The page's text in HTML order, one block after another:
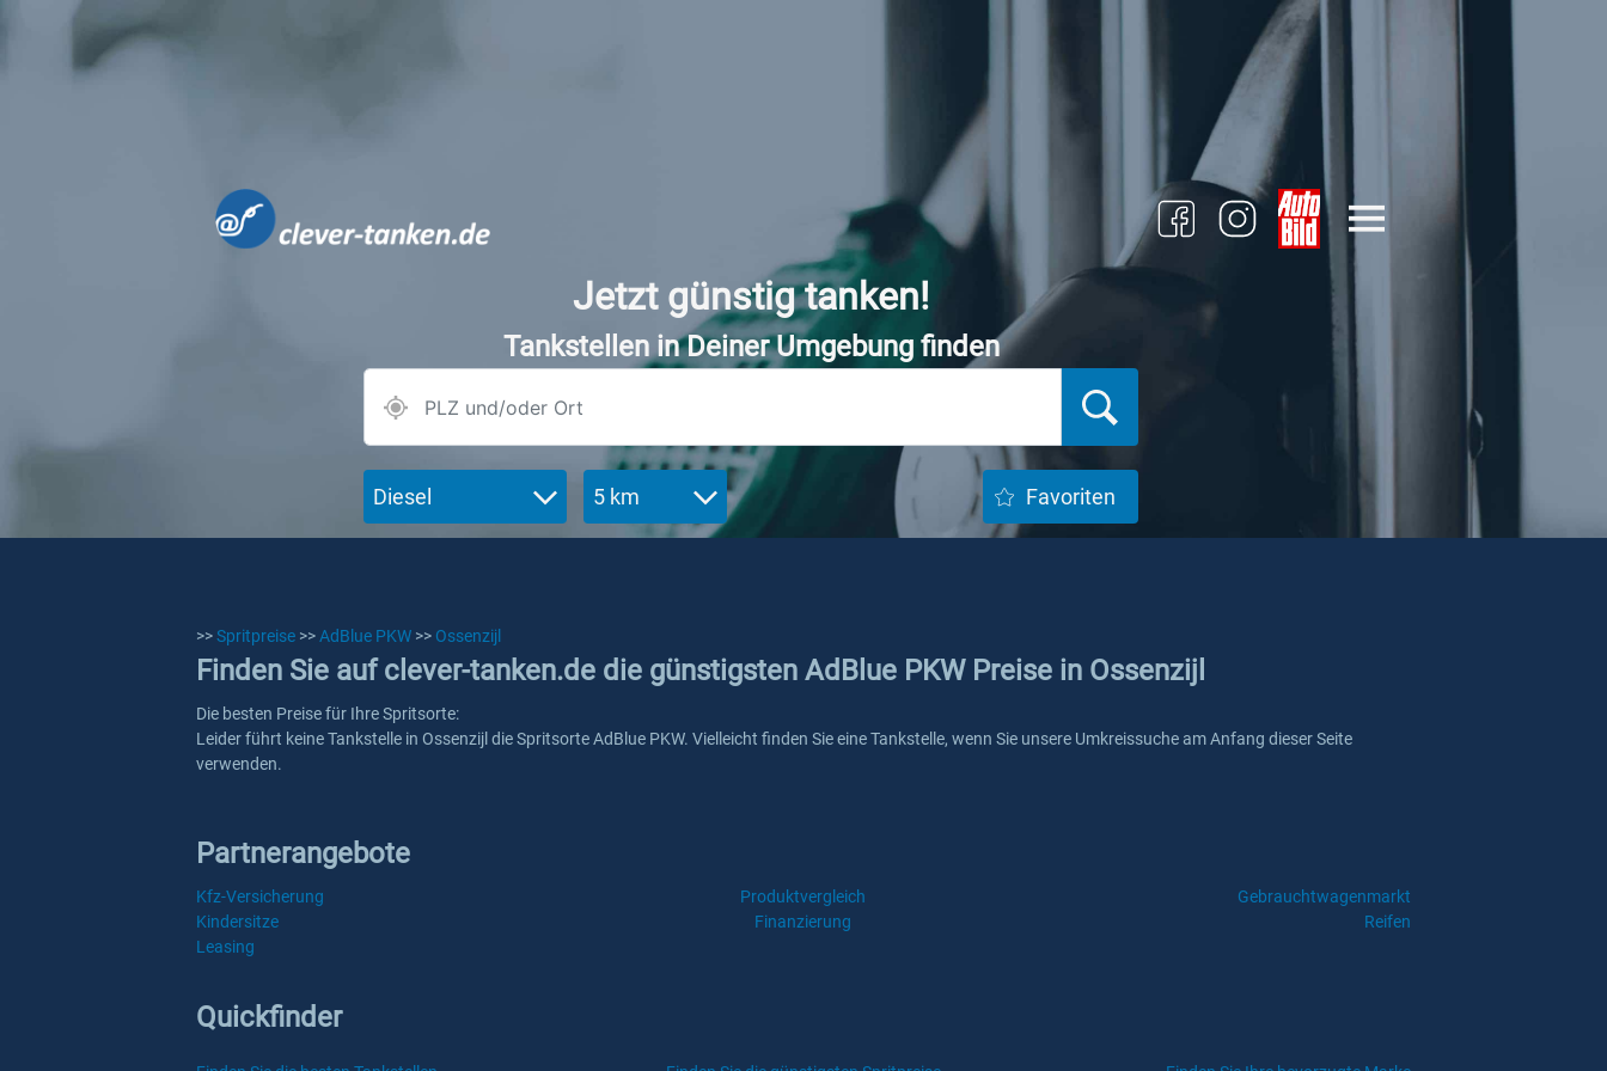
Jetzt günstig tanken!
Tankstellen in Deiner Umgebung finden
Diesel 5 km Favoriten
>>Spritpreise >>AdBlue PKW >> Ossenzijl
Finden Sie auf clever-tanken.de die günstigsten AdBlue PKW Preise in Ossenzijl
Die besten Preise für Ihre Spritsorte:
Leider führt keine Tankstelle in Ossenzijl die Spritsorte AdBlue PKW. Vielleicht finden Sie eine Tankstelle, wenn Sie unsere Umkreissuche am Anfang dieser Seite
verwenden.
Partnerangebote
Kfz-Versicherung Produktvergleich
Gebrauchtwagenmarkt
Kindersitze
Finanzierung
Reifen
Leasing
Quickfinder